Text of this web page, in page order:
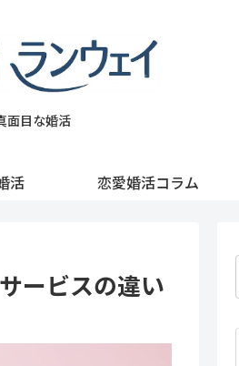
面目な婚活
活 恋愛婚活コラム
ービスの違い